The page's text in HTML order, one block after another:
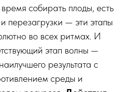
собирать плоды, есть
перезагрузки — эти этапы
во всех ритмах. И
этап волны —
результата с
среды и